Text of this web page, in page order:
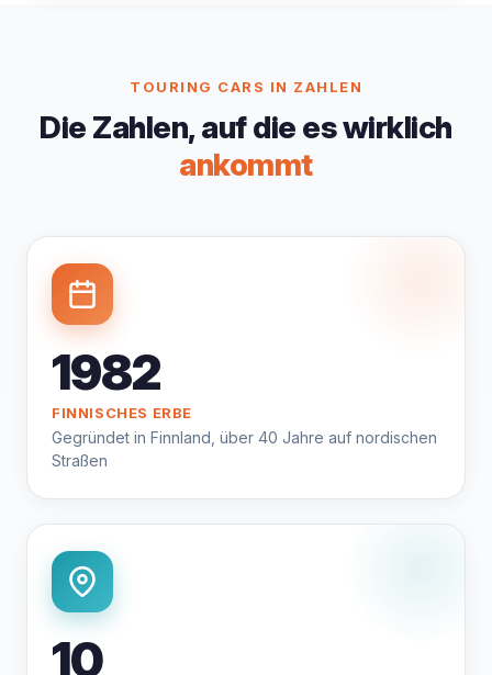
TOURING CARS IN ZAHLEN
Die Zahlen, auf die es wirklich
ankommt
1982
FINNISCHES ERBE
Gegründet in Finnland, über 40 Jahre auf nordischen
Straßen
10